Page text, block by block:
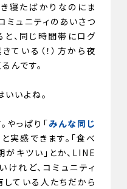
寝たばかりなのにま
ミュニティのあいさつ
と、同じ時間帯にログ
ている（！）方から夜
んです。
いよね。
やっぱり「みんな同じ
と実感できます。「食べ
がキツい」とか、LINE
れど、コミュニティ
ている人たちだから